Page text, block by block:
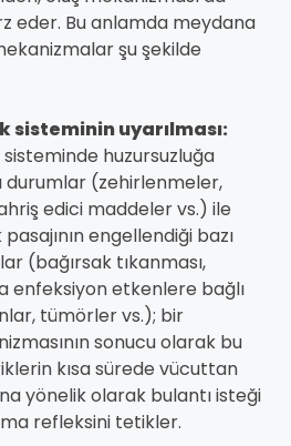
eder. Bu anlamda meydana
şu şekilde
sisteminin uyarılması:
huzursuzluğa
durumlar (zehirlenmeler,
edici maddeler vs.) ile
engellendiği bazı
(bağırsak tıkanması,
enfeksiyon etkenlere bağlı
tümörler vs.); bir
sonucu olarak bu
kısa sürede vücuttan
yönelik olarak bulantı isteği
refleksini tetikler.